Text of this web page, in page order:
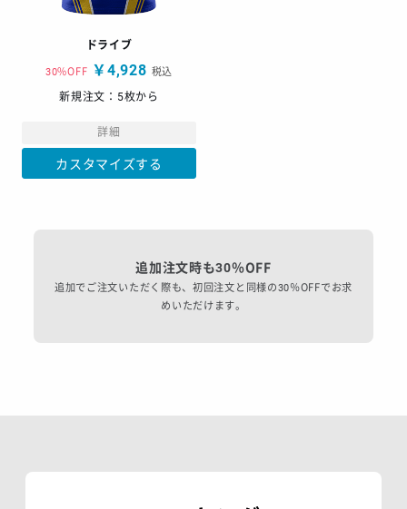
ドライブ
30%OFF ￥4,928 税込
新規注文：5枚から
詳細
カスタマイズする
追加注文時も30％OFF
追加でご注文いただく際も、初回注文と同様の30％OFFでお求
めいただけます。